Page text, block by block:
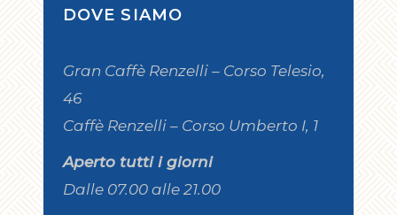
DOVE SIAMO
Gran Caffè Renzelli – Corso Telesio,
46
Caffè Renzelli – Corso Umberto I, 1
Aperto tutti i giorni
Dalle 07.00 alle 21.00